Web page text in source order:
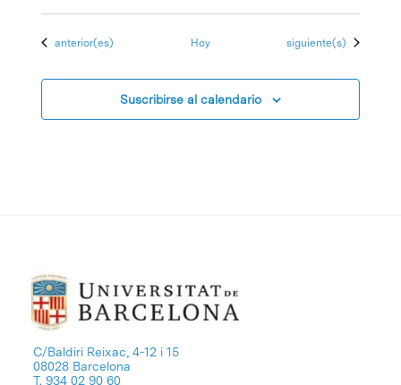
Eventos
anterior(es) Hoy Eventos
siguiente(s)
Suscribirse al calendario
C/Baldiri Reixac, 4-12 i 15
08028 Barcelona
T. 934 02 90 60